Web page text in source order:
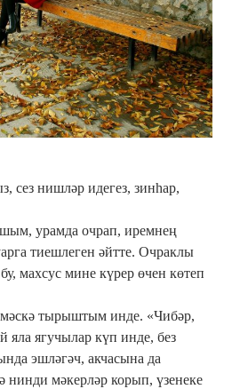
сез нишләр идегез, зинһар,
урамда очрап, иремнең
тиешлеген әйтте. Очраклы
махсус мине күрер өчен көтеп
тырыштым инде. «Чибәр,
ягучылар күп инде, без
эшләгәч, акчасына да
нинди мәкерләр корып, үзенеке